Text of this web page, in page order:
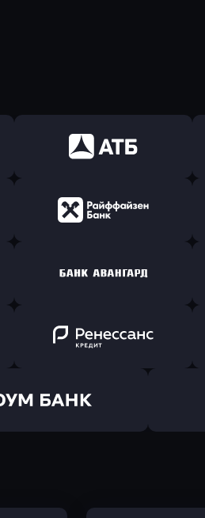
Оправить заявку
в АТБ Банк
в Райффайзен Банк
Оправить заявку
в Банк Авангард
Оправить заявку
в Ренессанс Банк